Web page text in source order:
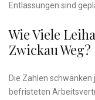
Entlassungen sind
Wie Viele
Zwickau Weg?
Die Zahlen schwanken
befristeten